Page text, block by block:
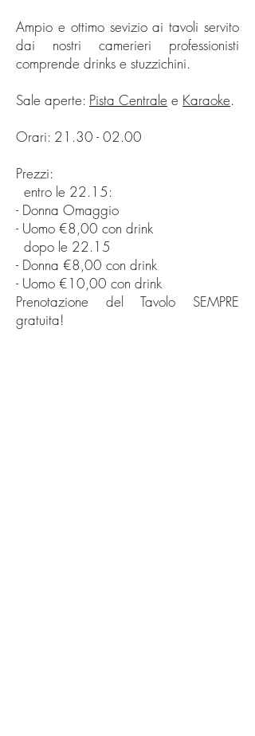
Ampio e ottimo sevizio ai tavoli servito
dai nostri camerieri professionisti
comprende drinks e stuzzichini.
Sale aperte: Pista Centrale e Karaoke.
Orari: 21.30 - 02.00
Prezzi:
entro le 22.15:
- Donna Omaggio
- Uomo €8,00 con drink
dopo le 22.15
- Donna €8,00 con drink
- Uomo €10,00 con drink
Prenotazione del Tavolo SEMPRE
gratuita!